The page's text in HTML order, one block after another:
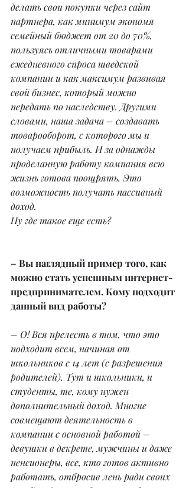
делать свои покупки через сайт
партнера, как минимум экономя
семейный бюджет от 20 до 70%,
пользуясь отличными товарами
ежедневного спроса шведской
компании и как максимум развивая
свой бизнес, который можно
передать по наследству. Другими
словами, наша задача – создавать
товарооборот, с которого мы и
получаем прибыль. И за однажды
проделанную работу компания всю
жизнь готова поощрять. Это
возможность получать пассивный
доход.
Ну где такое еще есть?
– Вы наглядный пример того, как
можно стать успешным интернет-
предпринимателем. Кому подходит
данный вид работы?
– О! Вся прелесть в том, что это
подходит всем, начиная от
школьников с 14 лет (с разрешения
родителей). Тут и школьники, и
студенты, те, кому нужен
дополнительный доход. Многие
совмещают деятельность в
компании с основной работой –
девушки в декрете, мужчины и даже
пенсионеры, все, кто готов активно
работать, отбросив лень ради своих